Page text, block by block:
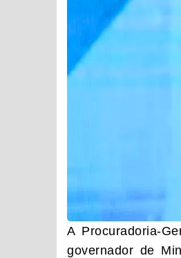
A Procuradoria-
governador de